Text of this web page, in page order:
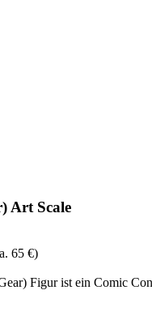
Art Scale
65 €)
Figur ist ein Comic